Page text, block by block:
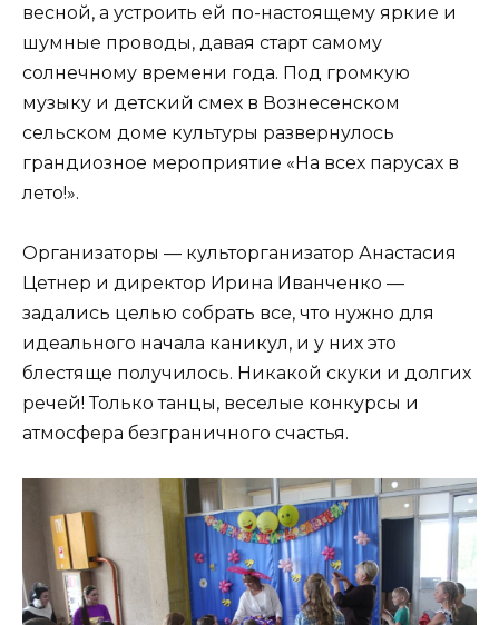
весной, а устроить ей по-настоящему яркие и
шумные проводы, давая старт самому
солнечному времени года. Под громкую
музыку и детский смех в Вознесенском
сельском доме культуры развернулось
грандиозное мероприятие «На всех парусах в
лето!».
Организаторы — культорганизатор Анастасия
Цетнер и директор Ирина Иванченко —
задались целью собрать все, что нужно для
идеального начала каникул, и у них это
блестяще получилось. Никакой скуки и долгих
речей! Только танцы, веселые конкурсы и
атмосфера безграничного счастья.